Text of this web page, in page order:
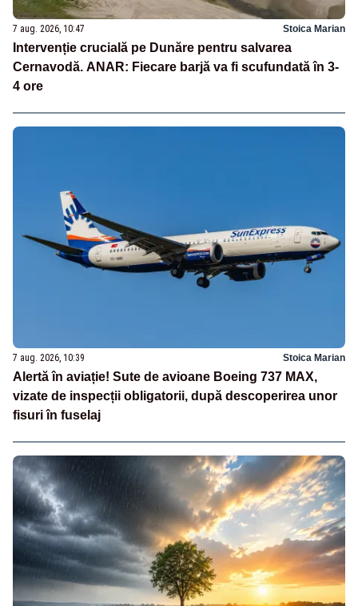
7 aug. 2026, 10:47 Stoica Marian
Intervenție crucială pe Dunăre pentru salvarea
Cernavodă. ANAR: Fiecare barjă va fi scufundată în 3-
4 ore
7 aug. 2026, 10:39 Stoica Marian
Alertă în aviație! Sute de avioane Boeing 737 MAX,
vizate de inspecții obligatorii, după descoperirea unor
fisuri în fuselaj